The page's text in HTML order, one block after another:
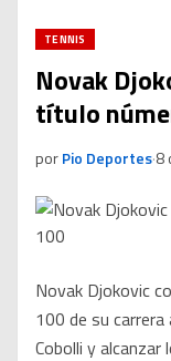
TENNIS
Novak
título
porPio Deportes·8
Novak Djokovic
100 de su
Cobolli y